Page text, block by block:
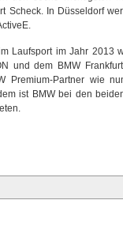
Scheck. In Düsseldorf
Laufsport im Jahr 2013
und dem BMW
Premium-Partner wie
ist BMW bei den